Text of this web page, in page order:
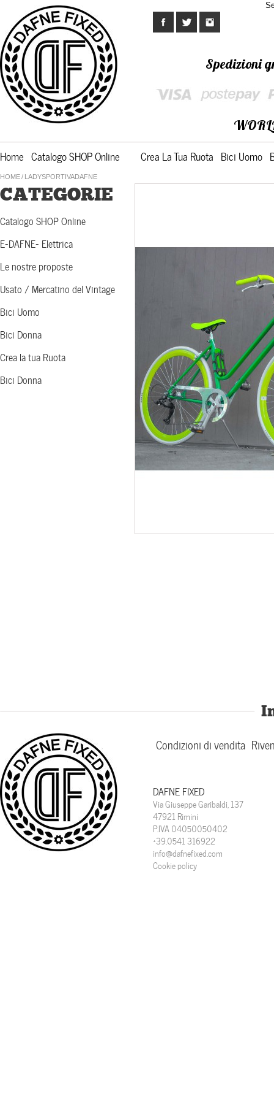
Home Catalogo SHOP Online Crea La Tua Ruota Bici Uomo
Spedizioni
HOME/ LADYSPORTIVADAFNE
CATEGORIE
Catalogo SHOP Online
E-DAFNE- Elettrica
Le nostre proposte
Usato / Mercatino del Vintage
Bici Uomo
Bici Donna
Crea la tua Ruota
Bici Donna
Condizioni di vendita
DAFNE FIXED
Via Giuseppe Garibaldi, 137
47921 Rimini
P.IVA 04050050402
+39.0541 316922
info@dafnefixed.com
Cookie policy